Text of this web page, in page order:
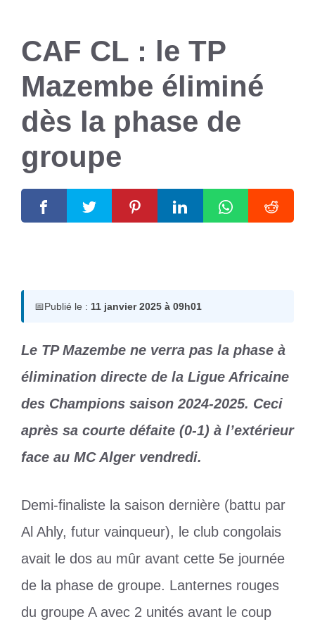
CAF CL : le TP
Mazembe éliminé
dès la phase de
groupe
📅Publié le : 11 janvier 2025 à 09h01
Le TP Mazembe ne verra pas la phase à
élimination directe de la Ligue Africaine
des Champions saison 2024-2025. Ceci
après sa courte défaite (0-1) à l’extérieur
face au MC Alger vendredi.
Demi-finaliste la saison dernière (battu par
Al Ahly, futur vainqueur), le club congolais
avait le dos au mûr avant cette 5e journée
de la phase de groupe. Lanternes rouges
du groupe A avec 2 unités avant le coup